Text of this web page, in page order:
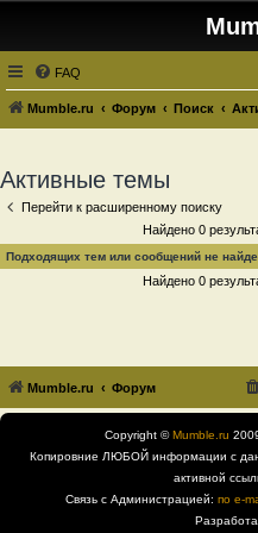
FAQ
Mumble.ru Форум Поиск
Активные темы
Перейти к расширенному поиску
Найдено 0
Подходящих тем или сообщений не
Найдено 0
Mumble.ru Форум
Copyright ©Mumble.ru
Копировние ЛЮБОЙ информации с
активной
Связь с Администрацией: по e-